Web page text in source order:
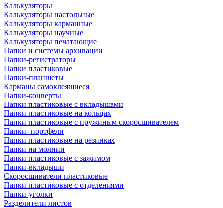
Калькуляторы
Калькуляторы настольные
Калькуляторы карманные
Калькуляторы научные
Калькуляторы печатающие
Папки и системы архивации
Папки-регистраторы
Папки пластиковые
Папки-планшеты
Карманы самоклеящиеся
Папки-конверты
Папки пластиковые с вкладышами
Папки пластиковые на кольцах
Папки пластиковые с пружиным скоросшивателем
Папки- портфели
Папки пластиковые на резинках
Папки на молнии
Папки пластиковые с зажимом
Папки-вкладыши
Скоросшиватели пластиковые
Папки пластиковые с отделениями
Папки-уголки
Разделители листов